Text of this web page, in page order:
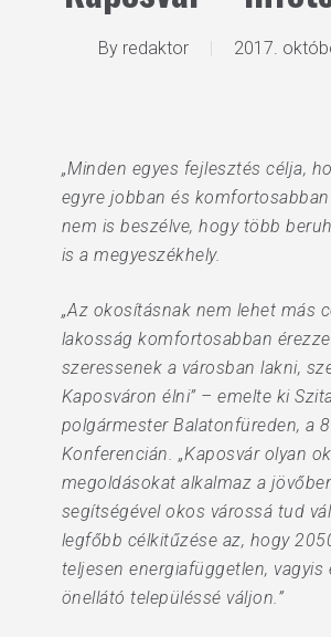
By redaktor 2017.
„Minden egyes fejlesztés célja,
egyre jobban és
nem is beszélve, hogy több
is a megyeszékhely.
„Az okosításnak nem lehet más
lakosság komfortosabban
szeressenek a városban lakni,
Kaposváron élni” – emelte ki
polgármester Balatonfüreden, a
Konferencián. „Kaposvár olyan
megoldásokat alkalmaz a
segítségével okos várossá tud
legfőbb célkitűzése az, hogy
teljesen energiafüggetlen, vagyis
önellátó településsé váljon.”